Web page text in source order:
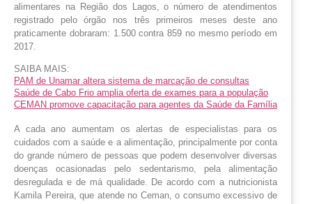
alimentares na Região dos Lagos, o número de atendimentos
registrado pelo órgão nos três primeiros meses deste ano
praticamente dobraram: 1.500 contra 859 no mesmo período em
2017.
SAIBA MAIS:
PAM de Unamar altera sistema de marcação de consultas
Saúde de Cabo Frio amplia oferta de exames para a população
CEMAN promove capacitação para agentes da Saúde da Família
A cada ano aumentam os alertas de especialistas para os
cuidados com a saúde e a alimentação, principalmente por conta
do grande número de pessoas que podem desenvolver diversas
doenças ocasionadas pelo sedentarismo, pela alimentação
desregulada e de má qualidade. De acordo com a nutricionista
Kamila Pereira, que atende no Ceman, o consumo excessivo de